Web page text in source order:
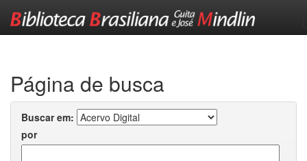
Página de busca
Buscar em:
por